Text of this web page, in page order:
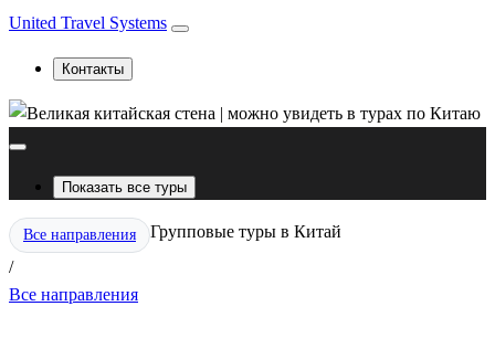
United Travel Systems
Контакты
Показать все туры
Все направления
/
Групповые туры в Китай
Все направления